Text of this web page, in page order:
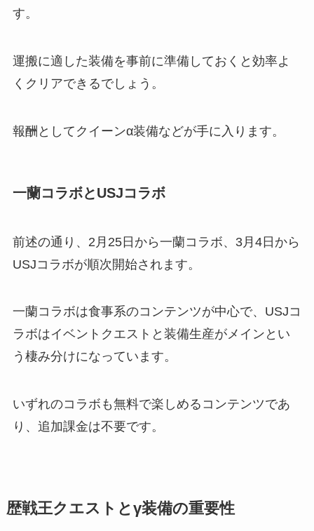
す。
運搬に適した装備を事前に準備しておくと効率よ
くクリアできるでしょう。
報酬としてクイーンα装備などが手に入ります。
一蘭コラボとUSJコラボ
前述の通り、2月25日から一蘭コラボ、3月4日から
USJコラボが順次開始されます。
一蘭コラボは食事系のコンテンツが中心で、USJコ
ラボはイベントクエストと装備生産がメインとい
う棲み分けになっています。
いずれのコラボも無料で楽しめるコンテンツであ
り、追加課金は不要です。
歴戦王クエストとγ装備の重要性